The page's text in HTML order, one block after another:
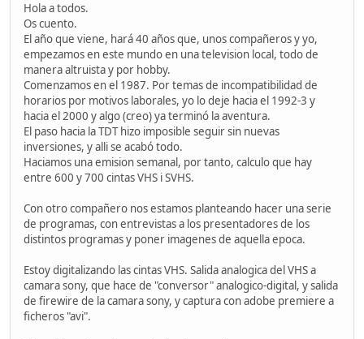
Hola a todos.
Os cuento.
El año que viene, hará 40 años que, unos compañeros y yo,
empezamos en este mundo en una television local, todo de
manera altruista y por hobby.
Comenzamos en el 1987. Por temas de incompatibilidad de
horarios por motivos laborales, yo lo deje hacia el 1992-3 y
hacia el 2000 y algo (creo) ya terminó la aventura.
El paso hacia la TDT hizo imposible seguir sin nuevas
inversiones, y alli se acabó todo.
Haciamos una emision semanal, por tanto, calculo que hay
entre 600 y 700 cintas VHS i SVHS.
Con otro compañero nos estamos planteando hacer una serie
de programas, con entrevistas a los presentadores de los
distintos programas y poner imagenes de aquella epoca.
Estoy digitalizando las cintas VHS. Salida analogica del VHS a
camara sony, que hace de "conversor" analogico-digital, y salida
de firewire de la camara sony, y captura con adobe premiere a
ficheros "avi".